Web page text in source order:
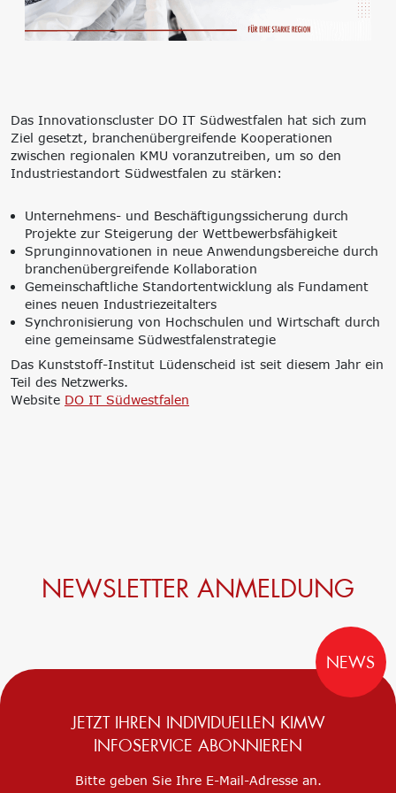
‘Lernen formt
Zukunft’
Transformation,
Umsetzung
Innovationsnetzwerke
Internationalisierung
Portfolio
Doppelte
Wesentlichkeit, KPI &
Strategien
Footprint (CCF)
Environmental Product
Declaration (EPD)
Das Innovationscluster DO IT Südwestfalen hat sich zum
Ziel gesetzt, branchenübergreifende Kooperationen
zwischen regionalen KMU voranzutreiben, um so den
Industriestandort Südwestfalen zu stärken:
Unternehmens- und Beschäftigungssicherung durch
Projekte zur Steigerung der Wettbewerbsfähigkeit
Sprunginnovationen in neue Anwendungsbereiche durch
branchenübergreifende Kollaboration
Gemeinschaftliche Standortentwicklung als Fundament
eines neuen Industriezeitalters
Synchronisierung von Hochschulen und Wirtschaft durch
eine gemeinsame Südwestfalenstrategie
Das Kunststoff-Institut Lüdenscheid ist seit diesem Jahr ein
Teil des Netzwerks.
Website DO IT Südwestfalen
NEWSLETTER ANMELDUNG
NEWS
JETZT IHREN INDIVIDUELLEN KIMW
INFOSERVICE ABONNIEREN
Bitte geben Sie Ihre E-Mail-Adresse an.